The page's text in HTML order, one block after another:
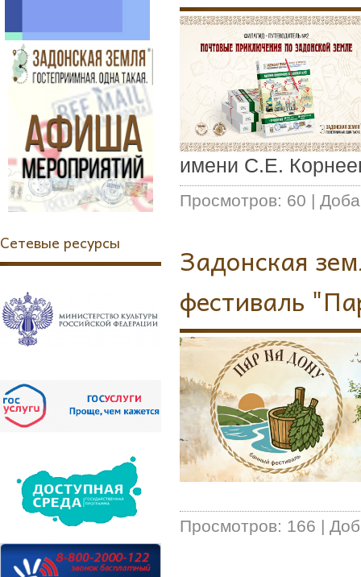
Сетевые ресурсы
имени С.Е.
Просмотров: 60 |
Задонская
фестиваль
Просмотров: 166 |